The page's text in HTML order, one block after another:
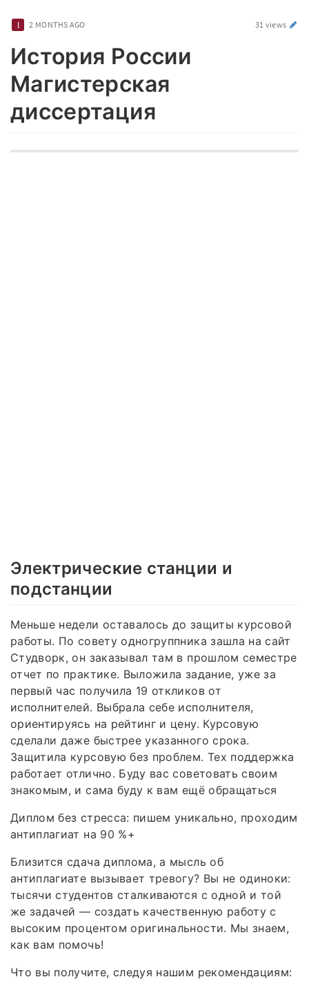
2 MONTHS AGO 31 views
История России
Магистерская
диссертация
Электрические станции и
подстанции
Меньше недели оставалось до защиты курсовой
работы. По совету одногруппника зашла на сайт
Студворк, он заказывал там в прошлом семестре
отчет по практике. Выложила задание, уже за
первый час получила 19 откликов от
исполнителей. Выбрала себе исполнителя,
ориентируясь на рейтинг и цену. Курсовую
сделали даже быстрее указанного срока.
Защитила курсовую без проблем. Тех поддержка
работает отлично. Буду вас советовать своим
знакомым, и сама буду к вам ещё обращаться
Диплом без стресса: пишем уникально, проходим
антиплагиат на 90 %+
Близится сдача диплома, а мысль об
антиплагиате вызывает тревогу? Вы не одиноки:
тысячи студентов сталкиваются с одной и той
же задачей — создать качественную работу с
высоким процентом оригинальности. Мы знаем,
как вам помочь!
Что вы получите, следуя нашим рекомендациям: